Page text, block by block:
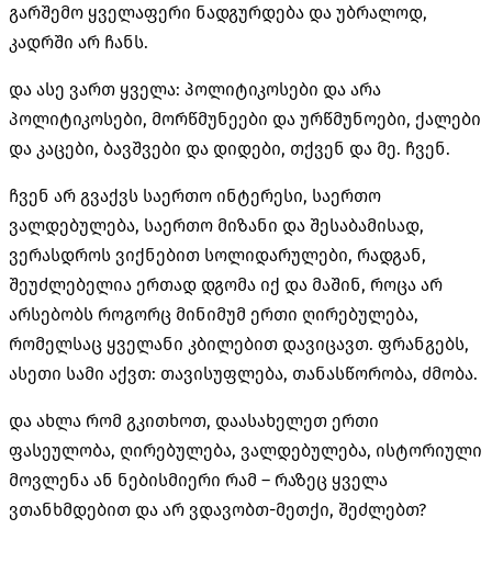
გარშემო ყველაფერი ნადგურდება და უბრალოდ,
კადრში არ ჩანს.
და ასე ვართ ყველა: პოლიტიკოსები და არა
პოლიტიკოსები, მორწმუნეები და ურწმუნოები, ქალები
და კაცები, ბავშვები და დიდები, თქვენ და მე. ჩვენ.
ჩვენ არ გვაქვს საერთო ინტერესი, საერთო
ვალდებულება, საერთო მიზანი და შესაბამისად,
ვერასდროს ვიქნებით სოლიდარულები, რადგან,
შეუძლებელია ერთად დგომა იქ და მაშინ, როცა არ
არსებობს როგორც მინიმუმ ერთი ღირებულება,
რომელსაც ყველანი კბილებით დავიცავთ. ფრანგებს,
ასეთი სამი აქვთ: თავისუფლება, თანასწორობა, ძმობა.
და ახლა რომ გკითხოთ, დაასახელეთ ერთი
ფასეულობა, ღირებულება, ვალდებულება, ისტორიული
მოვლენა ან ნებისმიერი რამ – რაზეც ყველა
ვთანხმდებით და არ ვდავობთ-მეთქი, შეძლებთ?